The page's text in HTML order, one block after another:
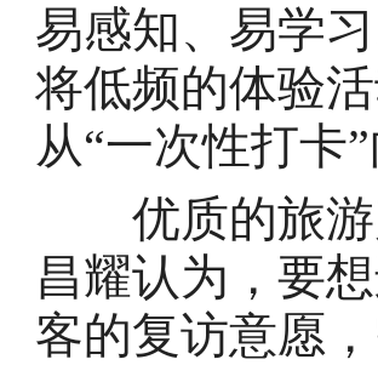
易感知、易学
将低频的体验
从“一次性打卡
优质的旅游
昌耀认为，要
客的复访意愿